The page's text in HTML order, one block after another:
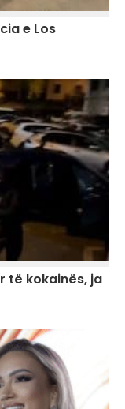
e Los
të kokainës, ja